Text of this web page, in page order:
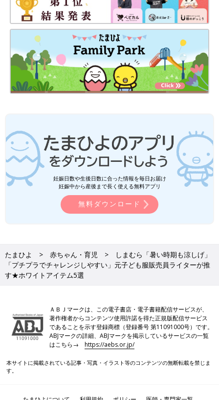
出典：Instagramアカウント「yukimi_nico」
こちらはyukimi_nicoさんが一目ぼれしたという、「soft
合わせてインナーをセレクトすれば、春〜秋口まで長く着用でき
るのも魅力的◎。80〜170cmと幅広いサイズで展開しているの
で、リンクコーデにもぴったりです。
く着心地も◎」元子ども服販売員ライタ
ー厳選★お出かけアイテム5選
今回ご紹介するのは、西松屋でゲットできる
「お出かけアイテム」。ワンピースやブラウス
など、お休みの日ならではの特別感のあるアイ
テムを集めました！元子ども服販売員ライター
が、アイテムの推しポイントや着こなし術もお
伝えしているので、ぜひチェックしてください
GUキッズ「着まわしに使える！」「着
妊娠日数や生後日数に合った情報を毎日お届け
妊娠中から産後まで長く使える無料アプリ
無料ダウンロード
たまひよ 赤ちゃん・育児
しまむら「暑い時期も涼しげ」
「プチプラでチャレンジしやすい」元子ども服販売員ライターが推
す★ホワイトアイテム5選
ＡＢＪマークは、この電子書店・電子書籍配信サービスが、
著作権者からコンテンツ使用許諾を得た正規版配信サービス
であることを示す登録商標（登録番号 第11091000号）です。
ABJマークの詳細、ABJマークを掲示しているサービスの一覧
はこちら→https://aebs.or.jp/
本サイトに掲載されている記事・写真・イラスト等のコンテンツの無断転載を禁じま
す。